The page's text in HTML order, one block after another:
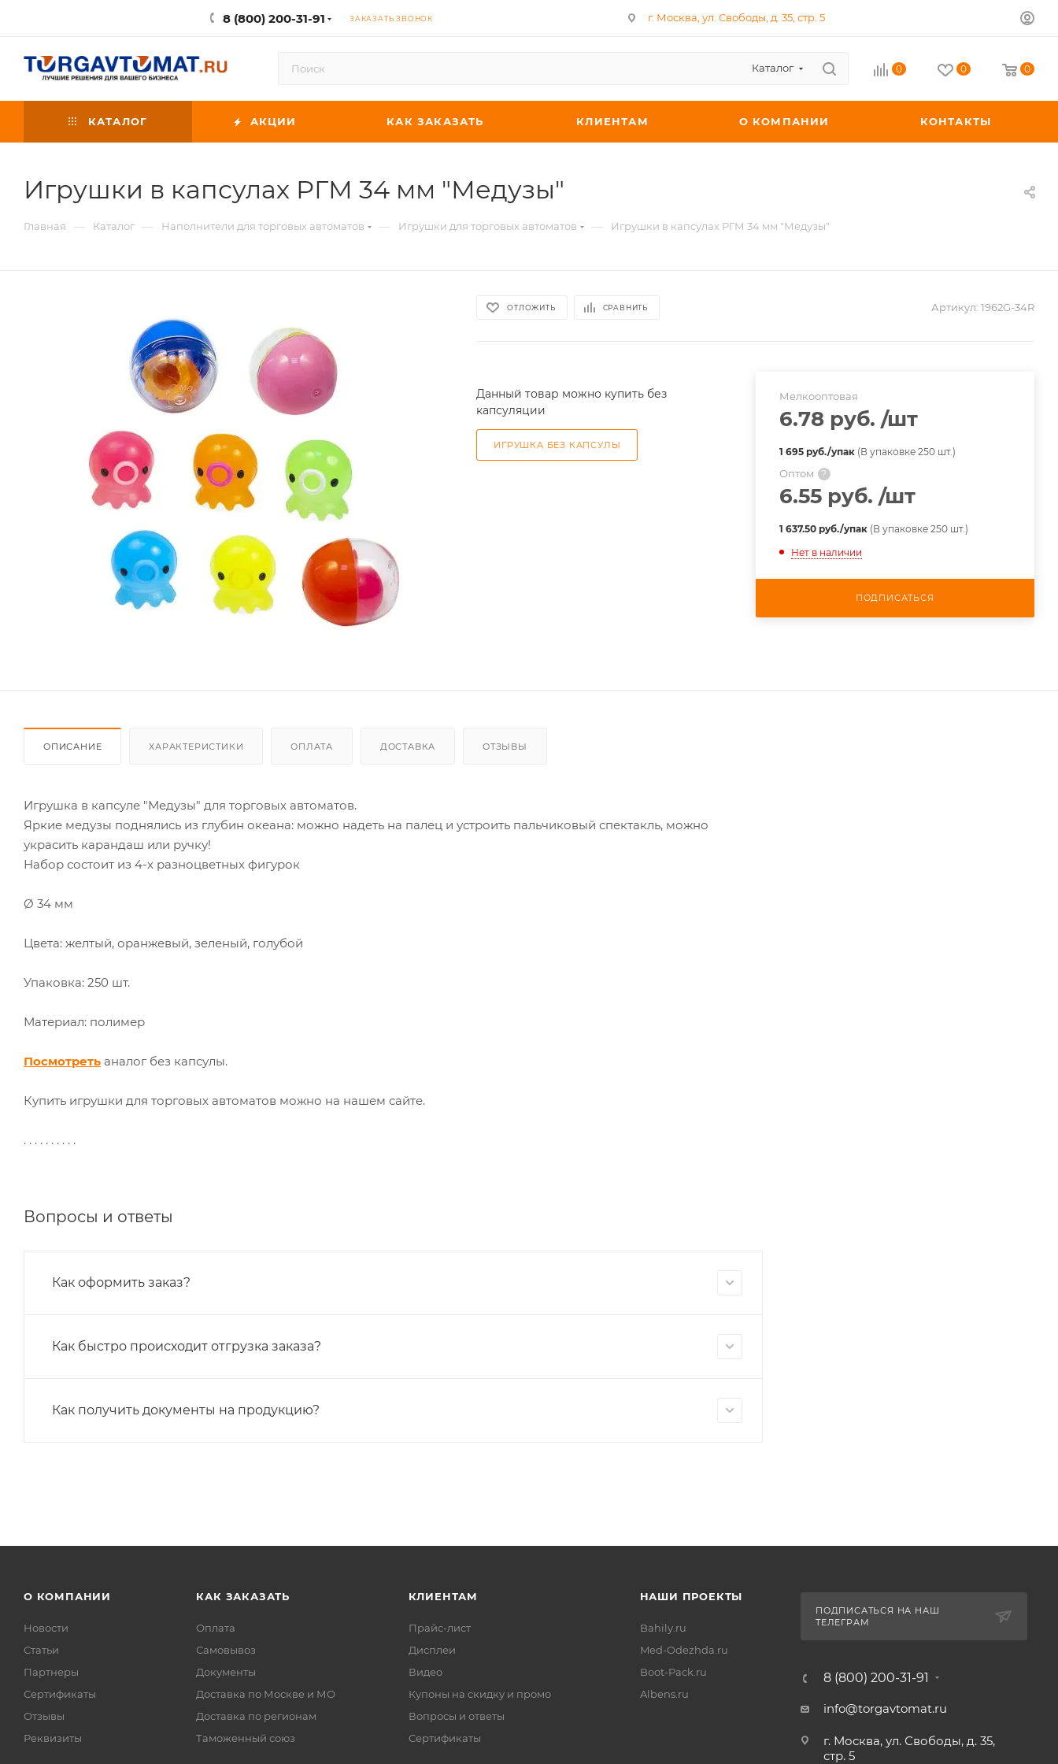
8 (800) 200-31-91 ЗАКАЗАТЬ ЗВОНОК г. Москва, ул. Свободы, д. 35, стр. 5
Каталог 0 0 0
КАТАЛОГ АКЦИИ КАК ЗАКАЗАТЬ КЛИЕНТАМ О КОМПАНИИ КОНТАКТЫ
Игрушки в капсулах РГМ 34 мм "Медузы"
Главная — Каталог — Наполнители для торговых автоматов — Игрушки для торговых автоматов — Игрушки в капсулах РГМ 34 мм "Медузы"
ОТЛОЖИТЬ СРАВНИТЬ Артикул: 1962G-34R
Данный товар можно купить без
капсуляции
ИГРУШКА БЕЗ КАПСУЛЫ
Мелкооптовая
6.78 руб. /шт
1 695 руб./упак(В упаковке 250 шт.)
Оптом ?
6.55 руб. /шт
1 637.50 руб./упак(В упаковке 250 шт.)
Нет в наличии
ПОДПИСАТЬСЯ
ОПИСАНИЕ ХАРАКТЕРИСТИКИ ОПЛАТА ДОСТАВКА ОТЗЫВЫ
Игрушка в капсуле "Медузы" для торговых автоматов.
Яркие медузы поднялись из глубин океана: можно надеть на палец и устроить пальчиковый спектакль, можно
украсить карандаш или ручку!
Набор состоит из 4-х разноцветных фигурок
Ø 34 мм
Цвета: желтый, оранжевый, зеленый, голубой
Упаковка: 250 шт.
Материал: полимер
Посмотреть аналог без капсулы.
Купить игрушки для торговых автоматов можно на нашем сайте.
. . . . . . . . . .
Вопросы и ответы
Как оформить заказ?
Как быстро происходит отгрузка заказа?
Как получить документы на продукцию?
О КОМПАНИИ
Новости
Статьи
Партнеры
Сертификаты
Отзывы
Реквизиты
КАК ЗАКАЗАТЬ
Оплата
Самовывоз
Документы
Доставка по Москве и МО
Доставка по регионам
Таможенный союз
КЛИЕНТАМ
Прайс-лист
Дисплеи
Видео
Купоны на скидку и промо
Вопросы и ответы
Сертификаты
НАШИ ПРОЕКТЫ
Bahily.ru
Med-Odezhda.ru
Boot-Pack.ru
Albens.ru
ПОДПИСАТЬСЯ НА НАШ
ТЕЛЕГРАМ
8 (800) 200-31-91
info@torgavtomat.ru
г. Москва, ул. Свободы, д. 35,
стр. 5